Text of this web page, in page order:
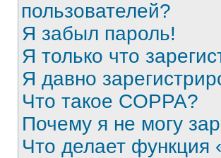
пользователей?
Я забыл пароль!
Я только что
Я давно
Что такое COPPA?
Почему я не могу
Что делает функция